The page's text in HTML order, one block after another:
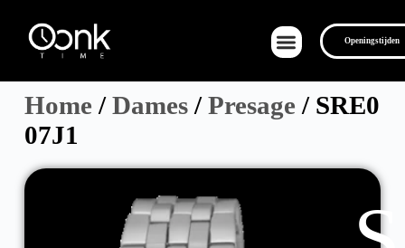
Openingstijden
Home /Dames/Presage / SRE0
07J1